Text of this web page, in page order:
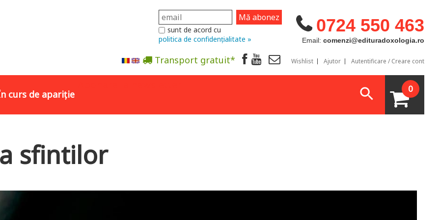
0724 550 463
Email: comenzi@edituradoxologia.ro
sunt de acord cu
politica de confidențialitate »
Transport gratuit* Wishlist Ajutor Autentificare / Creare cont
curs de apariție 0
sfintilor